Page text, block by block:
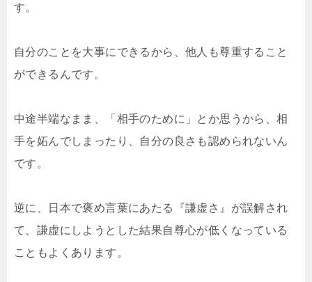
す。
自分のことを大事にできるから、他人も尊重すること
ができるんです。
中途半端なまま、「相手のために」とか思うから、相
手を妬んでしまったり、自分の良さも認められないん
です。
逆に、日本で褒め言葉にあたる『謙虚さ』が誤解され
て、謙虚にしようとした結果自尊心が低くなっている
こともよくあります。